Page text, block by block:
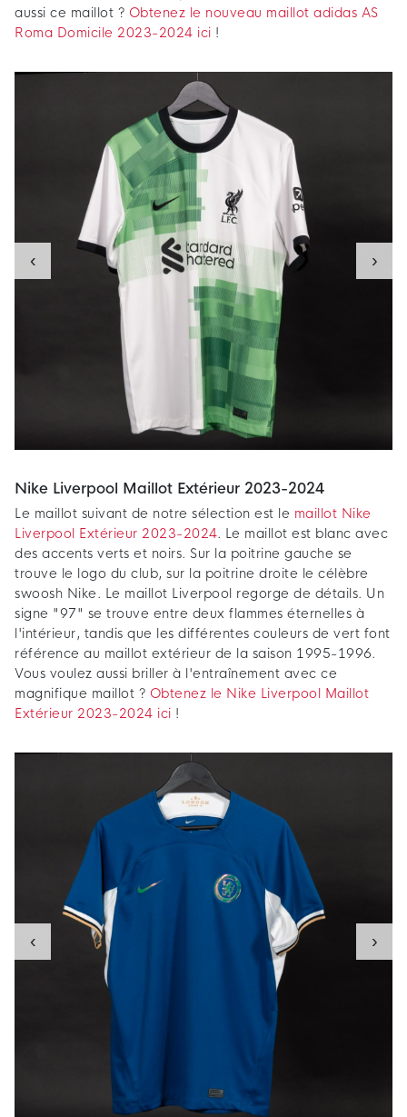
aussi ce maillot ? Obtenez le nouveau maillot adidas AS
Roma Domicile 2023-2024 ici !
‹ ›
Nike Liverpool Maillot Extérieur 2023-2024
Le maillot suivant de notre sélection est le maillot Nike
Liverpool Extérieur 2023-2024. Le maillot est blanc avec
des accents verts et noirs. Sur la poitrine gauche se
trouve le logo du club, sur la poitrine droite le célèbre
swoosh Nike. Le maillot Liverpool regorge de détails. Un
signe "97" se trouve entre deux flammes éternelles à
l'intérieur, tandis que les différentes couleurs de vert font
référence au maillot extérieur de la saison 1995-1996.
Vous voulez aussi briller à l'entraînement avec ce
magnifique maillot ? Obtenez le Nike Liverpool Maillot
Extérieur 2023-2024 ici !
‹ ›